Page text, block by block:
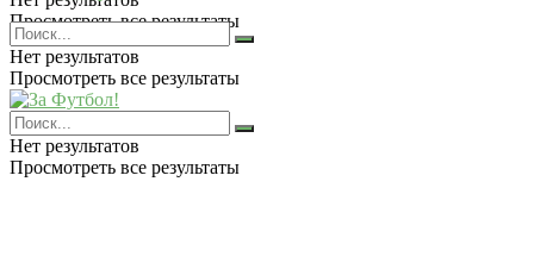
Просмотреть все результаты
Нет результатов
Просмотреть все результаты
Нет результатов
Просмотреть все результаты